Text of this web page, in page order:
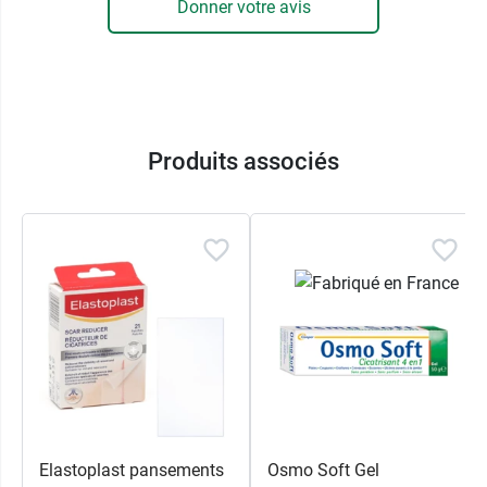
Donner votre avis
Produits associés
Elastoplast pansements
Osmo Soft Gel